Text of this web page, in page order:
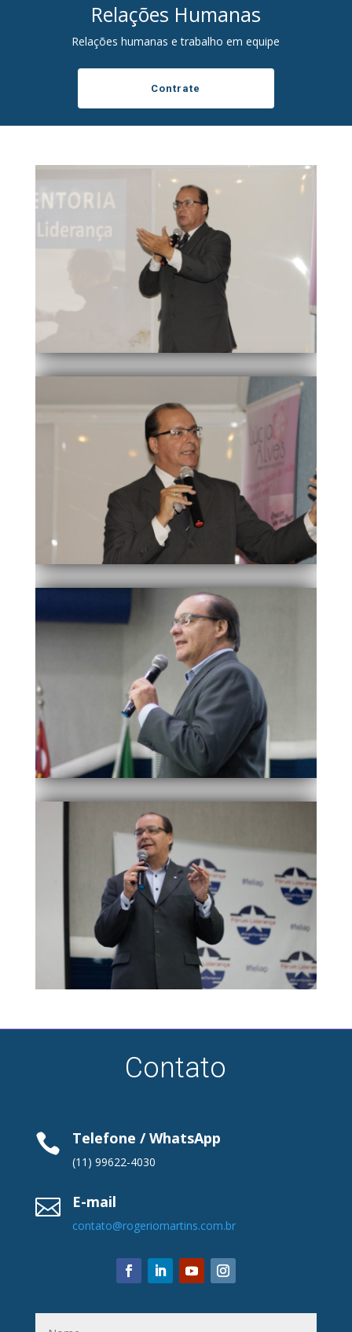
Relações Humanas
Relações humanas e trabalho em equipe
Contrate
Contato
 Telefone / WhatsApp
(11) 99622-4030
 E-mail
contato@rogeriomartins.com.br